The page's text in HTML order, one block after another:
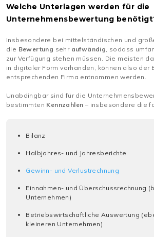
Welche Unterlagen werden für die
Unternehmensbewertung
Insbesondere bei mittelständischen und
die Bewertung sehraufwändig, sodass
zur Verfügung stehen müssen. Die meisten
in digitaler Form vorhanden, können also der
entsprechenden Firma entnommen werden.
Unabdingbar sind für die
bestimmten Kennzahlen – insbesondere die
Bilanz
Halbjahres- und Jahresberichte
Gewinn- und Verlustrechnung
Einnahmen- und Überschussrechnung
Unternehmen)
Betriebswirtschaftliche Auswertung
kleineren Unternehmen)